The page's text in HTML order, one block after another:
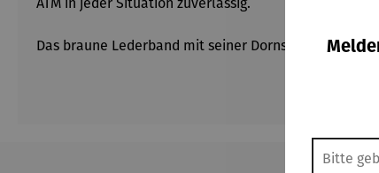
Das braune Lederband mit seiner Dornschließe